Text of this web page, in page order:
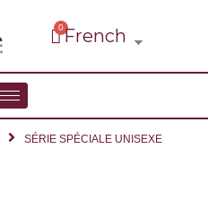
SÉRIE SPÉCIALE UNISEXE